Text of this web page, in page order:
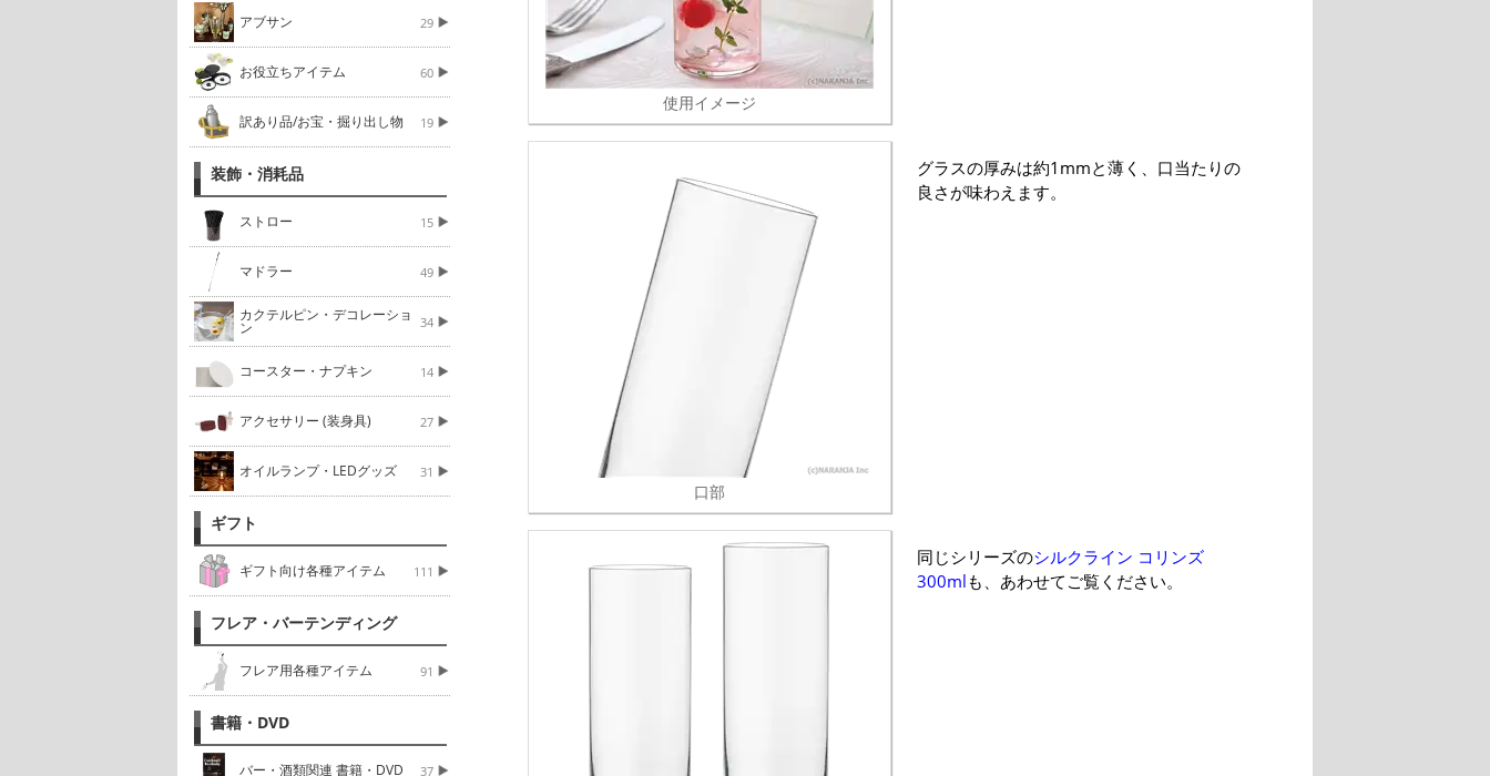
アブサン 29
お役立ちアイテム 60
訳あり品/お宝・掘り出し物 19
装飾・消耗品
ストロー 15
マドラー 49
カクテルピン・デコレーショ
ン 34
コースター・ナプキン 14
アクセサリー (装身具) 27
オイルランプ・LEDグッズ 31
ギフト
ギフト向け各種アイテム 111
フレア・バーテンディング
フレア用各種アイテム 91
書籍・DVD
バー・酒類関連 書籍・DVD 37
使用イメージ
口部
グラスの厚みは約1mmと薄く、口当たりの
良さが味わえます。
同じシリーズのシルクライン コリンズ
300mlも、あわせてご覧ください。